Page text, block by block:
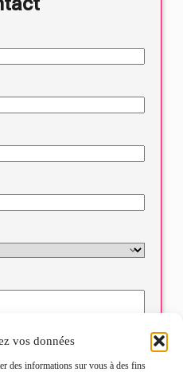
vos données
des informations sur vous à des fins